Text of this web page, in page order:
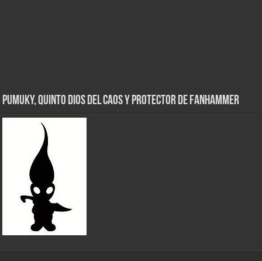
Pumuky, Quinto Dios del Caos y Protector de FanHammer